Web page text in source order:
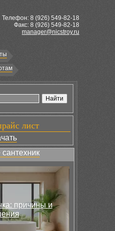
Телефон: 8 (926) 549-82-18
Факс: 8 (926) 549-82-18
manager@nicstroy.ru
лист
причины и